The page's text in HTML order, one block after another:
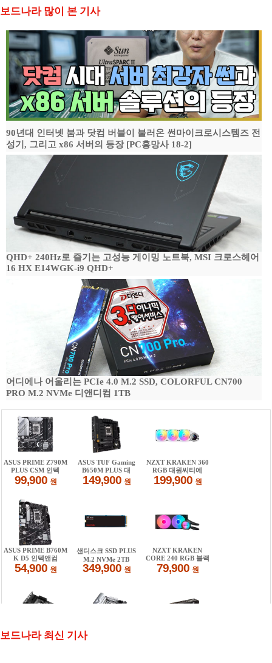
보드나라 많이 본 기사
90년대 인터넷 붐과 닷컴 버블이 불러온 썬마이크로시스템즈 전
성기, 그리고 x86 서버의 등장 [PC흥망사 18-2]
QHD+ 240Hz로 즐기는 고성능 게이밍 노트북, MSI 크로스헤어
16 HX E14WGK-i9 QHD+
어디에나 어울리는 PCIe 4.0 M.2 SSD, COLORFUL CN700
PRO M.2 NVMe 디앤디컴 1TB
보드나라 최신 기사